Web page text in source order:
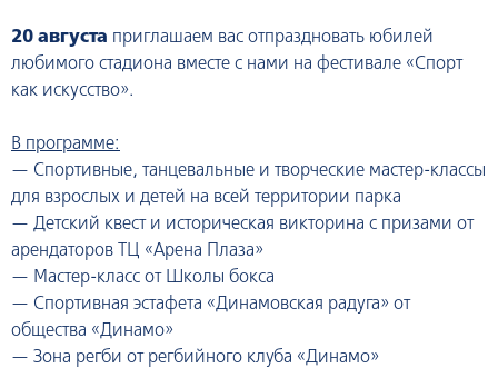
20 августа приглашаем вас отпраздновать юбилей
любимого стадиона вместе с нами на фестивале «Спорт
как искусство».
В программе:
— Спортивные, танцевальные и творческие мастер-классы
для взрослых и детей на всей территории парка
— Детский квест и историческая викторина с призами от
арендаторов ТЦ «Арена Плаза»
— Мастер-класс от Школы бокса
— Спортивная эстафета «Динамовская радуга» от
общества «Динамо»
— Зона регби от регбийного клуба «Динамо»